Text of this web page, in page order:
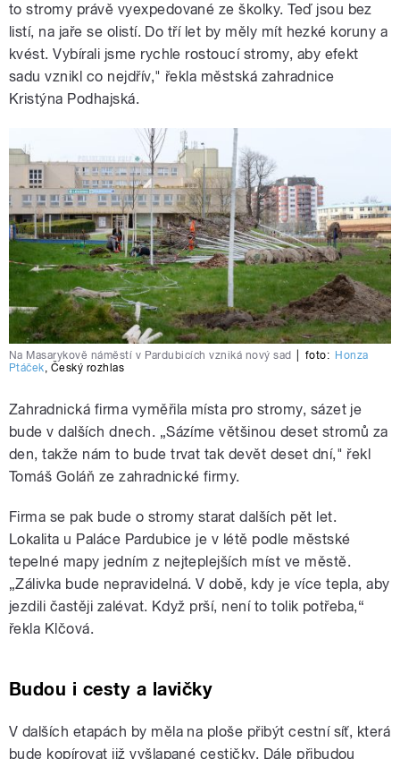
to stromy právě vyexpedované ze školky. Teď jsou bez
listí, na jaře se olistí. Do tří let by měly mít hezké koruny a
kvést. Vybírali jsme rychle rostoucí stromy, aby efekt
sadu vznikl co nejdřív," řekla městská zahradnice
Kristýna Podhajská.
Na Masarykově náměstí v Pardubicích vzniká nový sad foto: Honza
Ptáček, Český rozhlas
Zahradnická firma vyměřila místa pro stromy, sázet je
bude v dalších dnech. „Sázíme většinou deset stromů za
den, takže nám to bude trvat tak devět deset dní," řekl
Tomáš Goláň ze zahradnické firmy.
Firma se pak bude o stromy starat dalších pět let.
Lokalita u Paláce Pardubice je v létě podle městské
tepelné mapy jedním z nejteplejších míst ve městě.
„Zálivka bude nepravidelná. V době, kdy je více tepla, aby
jezdili častěji zalévat. Když prší, není to tolik potřeba,“
řekla Klčová.
Budou i cesty a lavičky
V dalších etapách by měla na ploše přibýt cestní síť, která
bude kopírovat již vyšlapané cestičky. Dále přibudou